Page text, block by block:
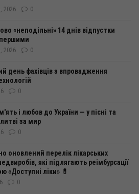
2026 0
«неподільні» 14 днів відпустки
2026 0
день фахівців з впровадження
0
і любов до України — у пісні та
за мир
0
оновлений перелік лікарських
які підлягають реімбурсації
«Доступні ліки» 💊
0